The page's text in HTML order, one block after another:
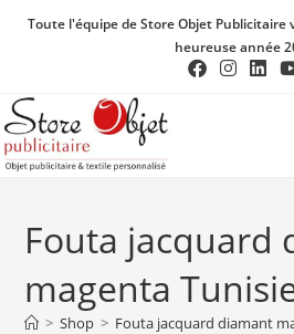
Toute l'équipe de Store Objet
heureuse année
Fouta jacquard
magenta
> Shop > Fouta jacquard diamant